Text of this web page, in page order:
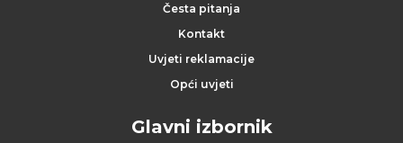
Česta pitanja
Kontakt
Uvjeti reklamacije
Opći uvjeti
Glavni izbornik